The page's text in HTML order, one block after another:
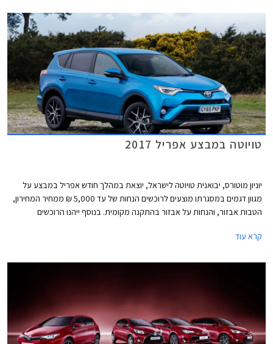
טויוטה במבצע אפריל 2017
יוניון מוטורס, יבואנית טויוטה לישראל, יוצאת במהלך חודש אפריל במבצע על
מגוון דגמים במסגרתו מוצעים לרוכשים הנחות של עד 5,000 ₪ ממחיר המחירון,
הטבות אבזור, והנחות על אבזור בהתקנה מקומית. בנוסף ייהנו הרוכשים
הדגמים המשתתפים במבצע.
קרא עוד